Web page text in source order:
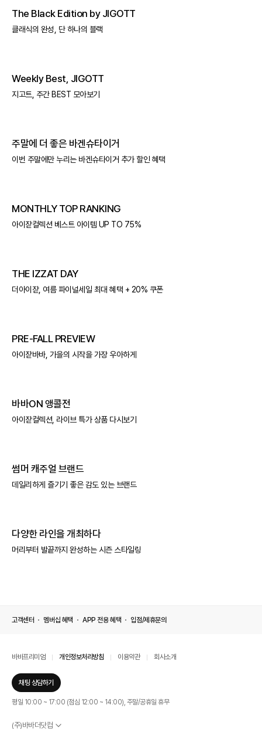
The Black Edition by JIGOTT
클래식의 완성, 단 하나의 블랙
Weekly Best, JIGOTT
지고트, 주간 BEST 모아보기
주말에 더 좋은 바겐슈타이거
이번 주말에만 누리는 바겐슈타이거 추가 할인 혜택
MONTHLY TOP RANKING
아이잗컬렉션 베스트 아이템 UP TO 75%
THE IZZAT DAY
더아이잗, 여름 파이널세일 최대 혜택 + 20% 쿠폰
PRE-FALL PREVIEW
아이잗바바, 가을의 시작을 가장 우아하게
바바ON 앵콜전
아이잗컬렉션, 라이브 특가 상품 다시보기
썸머 캐주얼 브랜드
데일리하게 즐기기 좋은 감도 있는 브랜드
다양한 라인을 개최하다
머리부터 발끝까지 완성하는 시즌 스타일링
고객센터 멤버십 혜택 APP 전용 혜택 입점/제휴문의
바바프리미엄 개인정보처리방침 이용약관 회사소개
채팅 상담하기
평일 10:00 ~ 17:00 (점심 12:00 ~ 14:00), 주말/공휴일 휴무
(주)바바더닷컴